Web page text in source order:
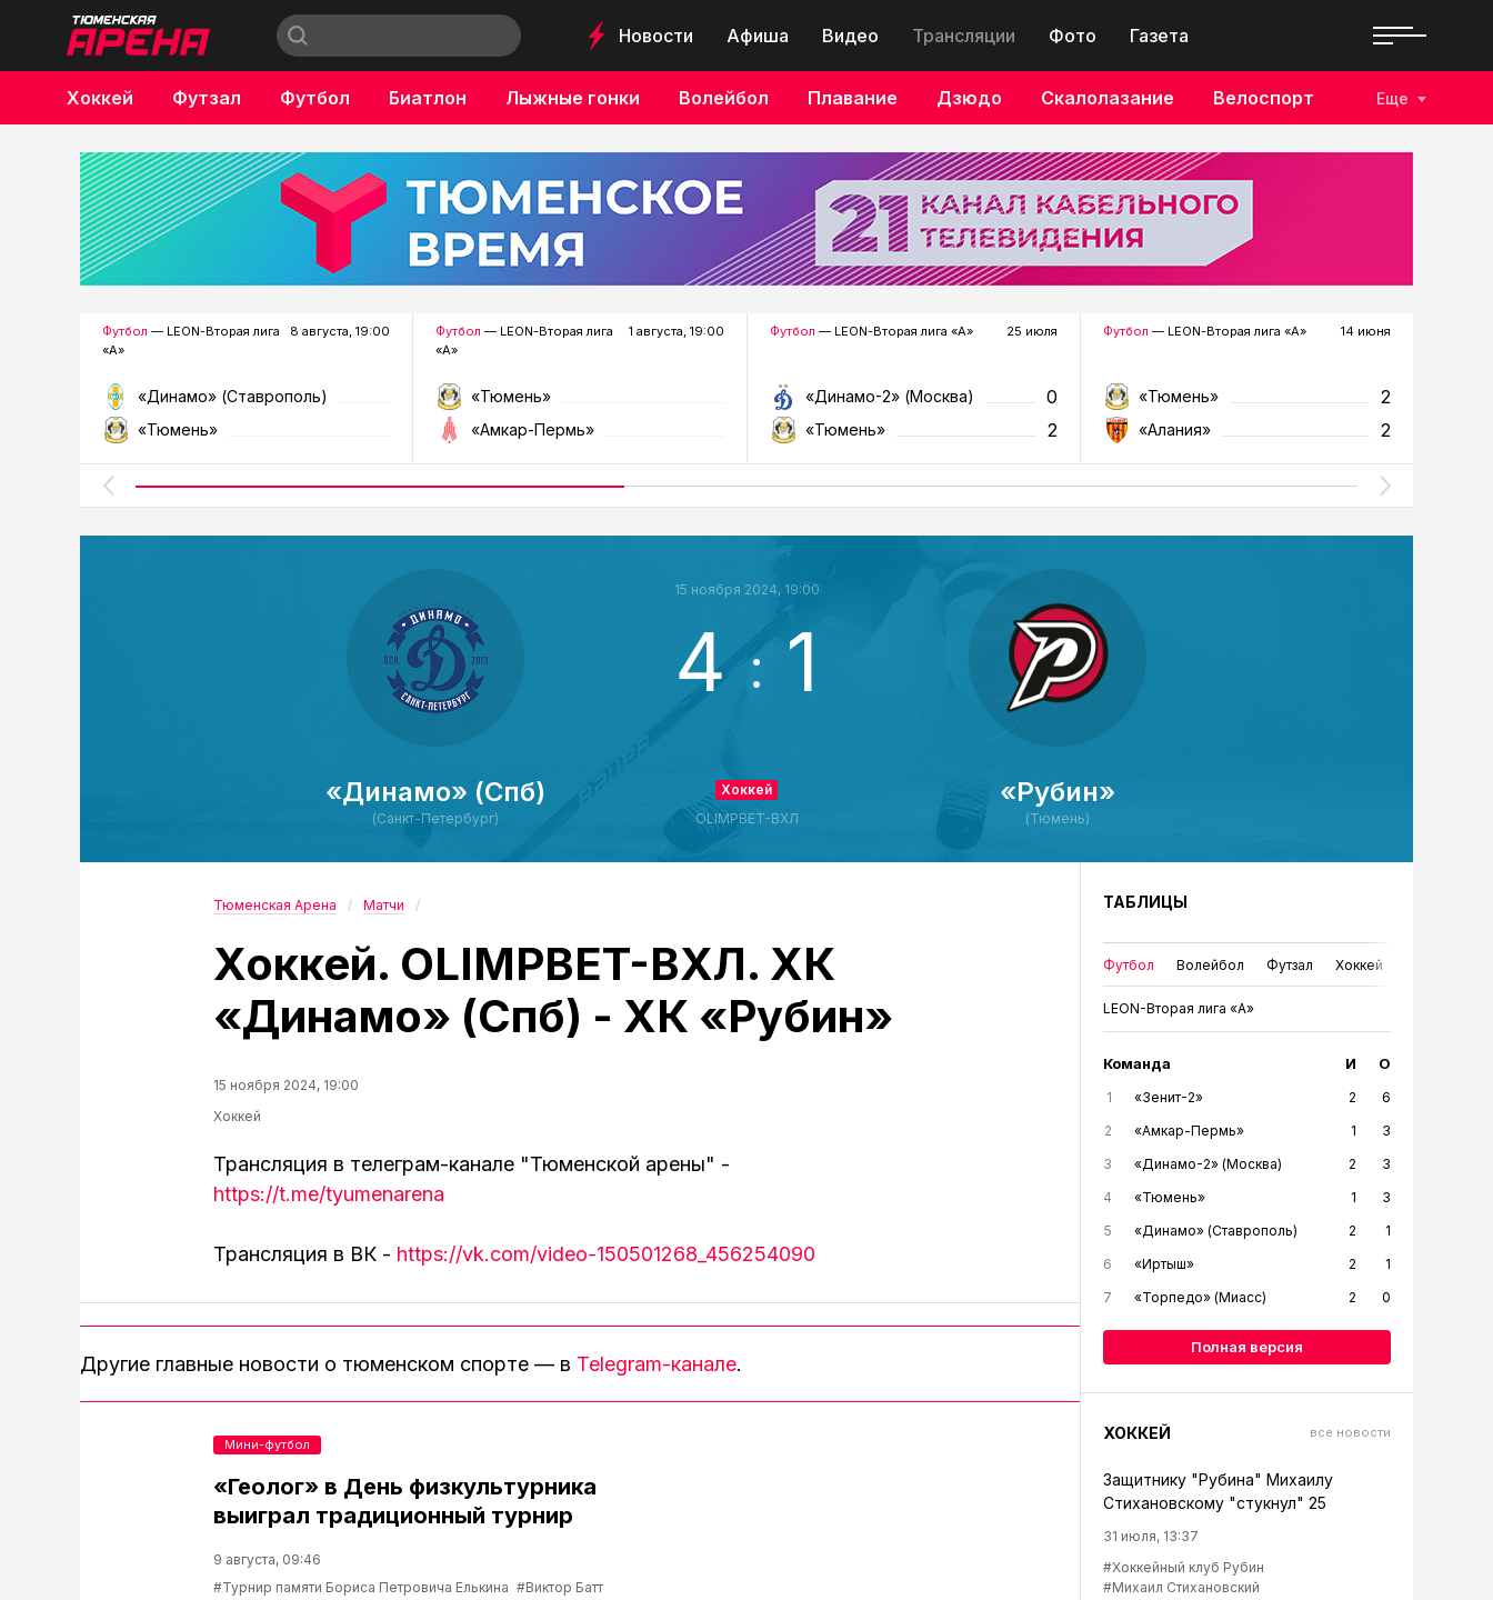
Новости Афиша Видео Трансляции Фото Газета
Хоккей Футзал Футбол Биатлон Лыжные гонки Волейбол Плавание Дзюдо Скалолазание Велоспорт
Бокс
Еще
Футбол — LEON-Вторая лига
«А»
8 августа, 19:00
«Динамо» (Ставрополь)
«Тюмень»
Футбол — LEON-Вторая лига
«А»
1 августа, 19:00
«Тюмень»
«Амкар-Пермь»
Футбол — LEON-Вторая лига «А» 25 июля
«Динамо-2» (Москва) 0
«Тюмень» 2
Футбол — LEON-Вторая лига «А» 14 июня
«Тюмень» 2
«Алания» 2
«Динамо» (Спб)
(Санкт-Петербург)
15 ноября 2024, 19:00
4 : 1
Хоккей
OLIMPBET-ВХЛ
«Рубин»
(Тюмень)
Тюменская Арена Матчи
Хоккей. OLIMPBET-ВХЛ. ХК
«Динамо» (Спб) - ХК «Рубин»
15 ноября 2024, 19:00
Хоккей
Трансляция в телеграм-канале "Тюменской арены" -
https://t.me/tyumenarena
Трансляция в ВК - https://vk.com/video-150501268_456254090
Другие главные новости о тюменском спорте — в Telegram-канале.
«Геолог» в День физкультурника
выиграл традиционный турнир
9 августа, 09:46
#Турнир памяти Бориса Петровича Елькина #Виктор Батт
Мини-футбол
ТАБЛИЦЫ
Футбол Волейбол Футзал Хоккей
LEON-Вторая лига «А»
Команда И О
1 «Зенит-2» 2
6
2
«Амкар-Пермь» 1
3
3
«Динамо-2» (Москва) 2
3
4
«Тюмень» 1
3
5
«Динамо» (Ставрополь) 2
1
6
«Иртыш» 2
1
7
«Торпедо» (Миасс) 2 0
Полная версия
ХОККЕЙ все новости
Защитнику "Рубина" Михаилу
Стихановскому "стукнул" 25
31 июля, 13:37
#Хоккейный клуб Рубин
#Михаил Стихановский